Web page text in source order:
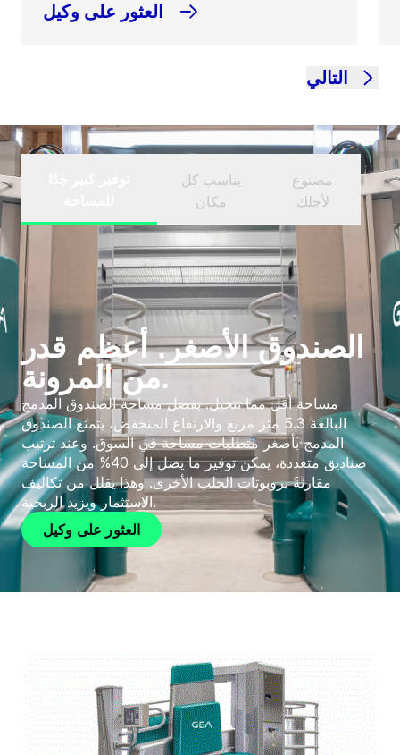
العثور على وكيل
التالي
يناسب كل
مكان
مصنوع
لأجلك
الصندوق الأصغر. أعظم قدر
من المرونة.
مساحة أقل مما تتخيل. بفضل مساحة الصندوق المدمج
البالغة 5.3 متر مربع والارتفاع المنخفض، يتمتع الصندوق
المدمج بأصغر متطلبات مساحة في السوق. وعند ترتيب
صناديق متعددة، يمكن توفير ما يصل إلى 40% من المساحة
مقارنةً بروبوتات الحلب الأخرى. وهذا يقلل من تكاليف
الاستثمار ويزيد الربحية.
العثور على وكيل